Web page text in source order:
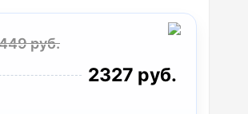
руб.
2327 руб.